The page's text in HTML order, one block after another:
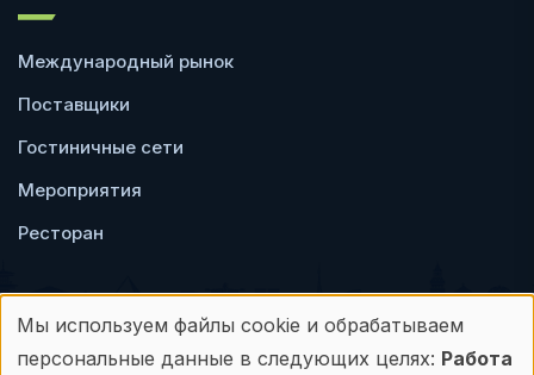
Международный рынок
Поставщики
Гостиничные сети
Мероприятия
Ресторан
Использование
Мы используем файлы cookie и обрабатываем
персональные данные в следующих целях: Работа